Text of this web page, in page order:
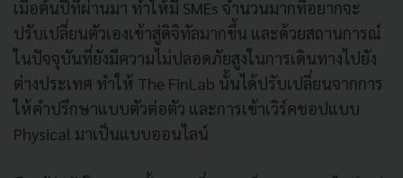
เมื่อต้นปีที่ผ่านมา ทำให้มี SMEs จำนวนมากที่อยากจะ
ปรับเปลี่ยนตัวเองเข้าสู่ดิจิทัลมากขึ้น และด้วยสถานการณ์
ในปัจจุบันที่ยังมีความไม่ปลอดภัยสูงในการเดินทางไปยัง
ต่างประเทศ ทำให้ The FinLab นั้นได้ปรับเปลี่ยนจากการ
ให้คำปรึกษาแบบตัวต่อตัว และการเข้าเวิร์คชอปแบบ
Physical มาเป็นแบบออนไลน์